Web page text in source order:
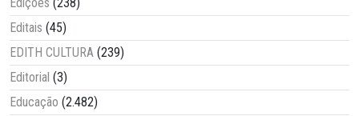
Edições (238)
Editais (45)
EDITH CULTURA (239)
Editorial (3)
Educação (2.482)